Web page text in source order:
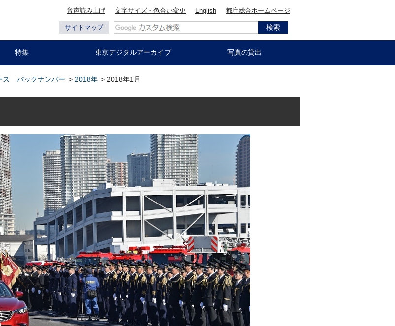
音声読み上げ 文字サイズ・色合い変更 English 都庁総合ホームページ
サイトマップ
特集 東京デジタルアーカイブ 写真の貸出
ス バックナンバー > 2018年 > 2018年1月